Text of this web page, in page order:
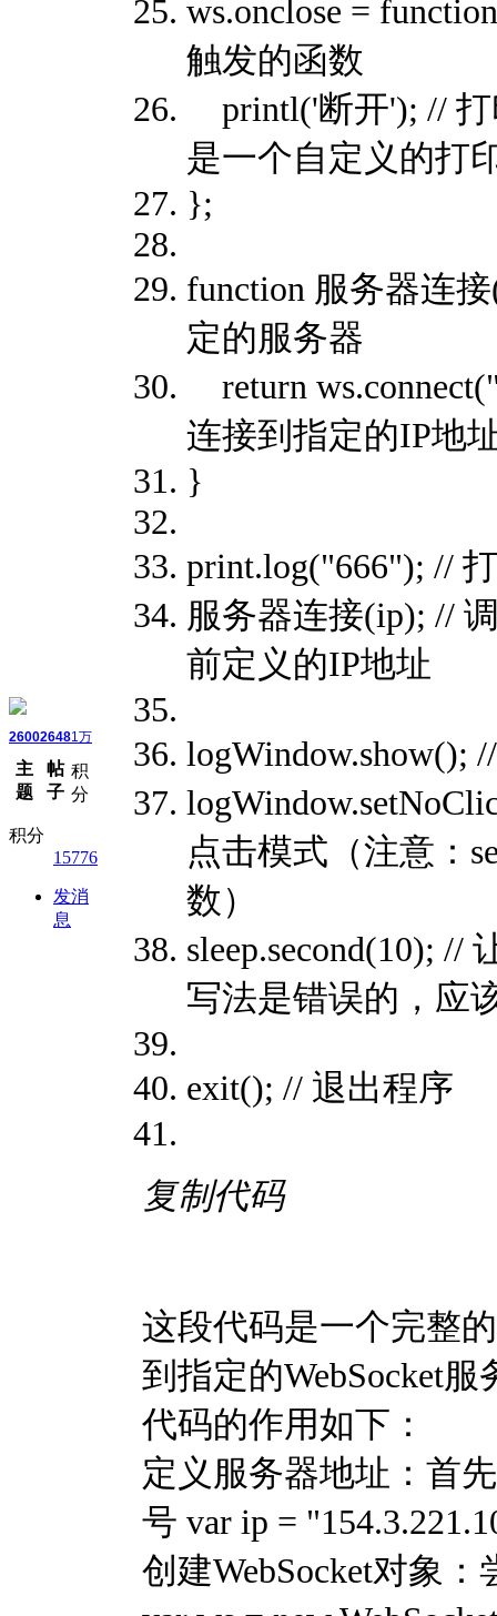
2600
主
题
2648
帖
子
1万
积
分
积分
15776
发消
息
ws.onclose =
触发的函数
printl('断开'); // 打
是一个自定义的打
};
function 服务器连
定的服务器
return
连接到指定的IP地
}
print.log("666"); //
服务器连接(ip); //
前定义的IP地址
logWindow.show();
点击模式（注意：
数）
sleep.second(10);
写法是错误的，应
exit(); // 退出程序
复制代码
这段代码是一个完整
到指定的WebSocket
代码的作用如下：
定义服务器地址：首
号 var ip =
创建WebSocket对象